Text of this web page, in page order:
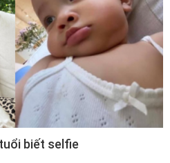
biết selfie